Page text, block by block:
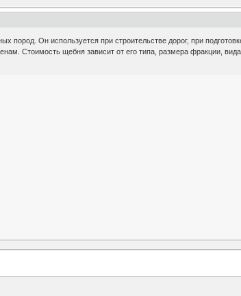
пород. Он используется при строительстве дорог, при
Стоимость щебня зависит от его типа, размера фракции,